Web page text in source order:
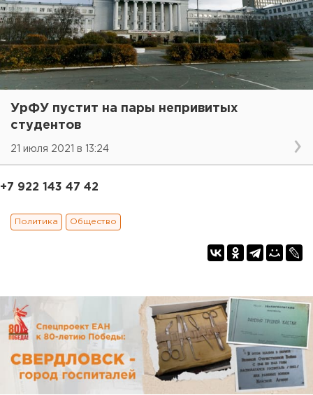
УрФУ пустит на пары непривитых
студентов
21 июля 2021 в 13:24
+7 922 143 47 42
Политика Общество